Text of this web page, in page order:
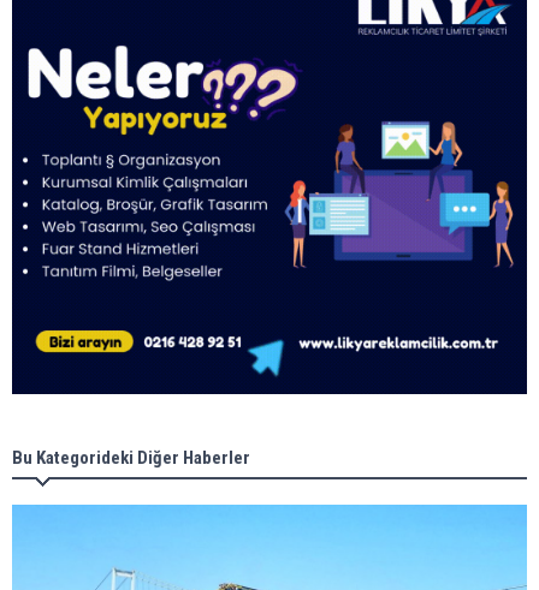
Bu Kategorideki Diğer Haberler